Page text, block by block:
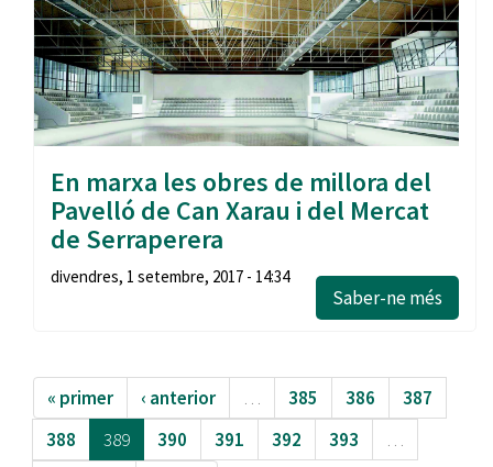
En marxa les obres de millora del
Pavelló de Can Xarau i del Mercat
de Serraperera
divendres, 1 setembre, 2017 - 14:34
Saber-ne més
« primer ‹ anterior … 385 386
387
388
389 390 391 392 393
…